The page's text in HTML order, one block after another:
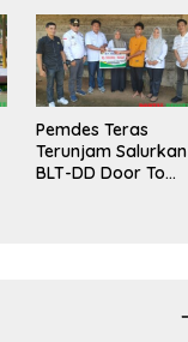
Pemdes Teras
Terunjam Salurkan
BLT-DD Door To